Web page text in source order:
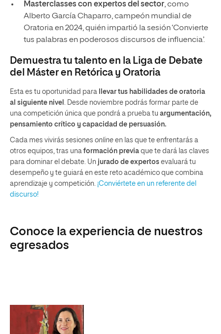
Masterclasses con expertos del sector, como
Alberto García Chaparro, campeón mundial de
Oratoria en 2024, quién impartió la sesión ‘Convierte
tus palabras en poderosos discursos de influencia’.
Demuestra tu talento en la Liga de Debate
del Máster en Retórica y Oratoria
Esta es tu oportunidad para
llevar tus habilidades de oratoria
al siguiente nivel . Desde noviembre podrás formar parte de
una competición única que pondrá a prueba tu argumentación,
pensamiento crítico y capacidad de persuasión.
Cada mes vivirás sesiones online en las que te enfrentarás a
otros equipos, tras una formación previa que te dará las claves
para dominar el debate. Un jurado de expertos evaluará tu
desempeño y te guiará en este reto académico que combina
aprendizaje y competición. ¡Conviértete en un referente del
discurso!
Conoce la experiencia de nuestros
egresados